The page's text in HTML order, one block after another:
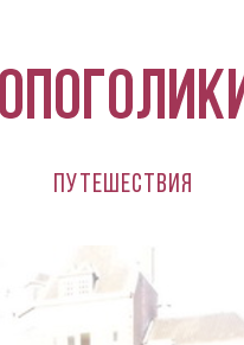
Путешествия